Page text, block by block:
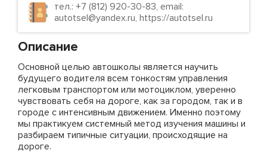
тел.: +7 (812) 920-30-83, email:
autotsel@yandex.ru, https://autotsel.ru
Описание
Основной целью автошколы является научить
будущего водителя всем тонкостям управления
легковым транспортом или мотоциклом, уверенно
чувствовать себя на дороге, как за городом, так и в
городе с интенсивным движением. Именно поэтому
мы практикуем системный метод изучения машины и
разбираем типичные ситуации, происходящие на
дороге.